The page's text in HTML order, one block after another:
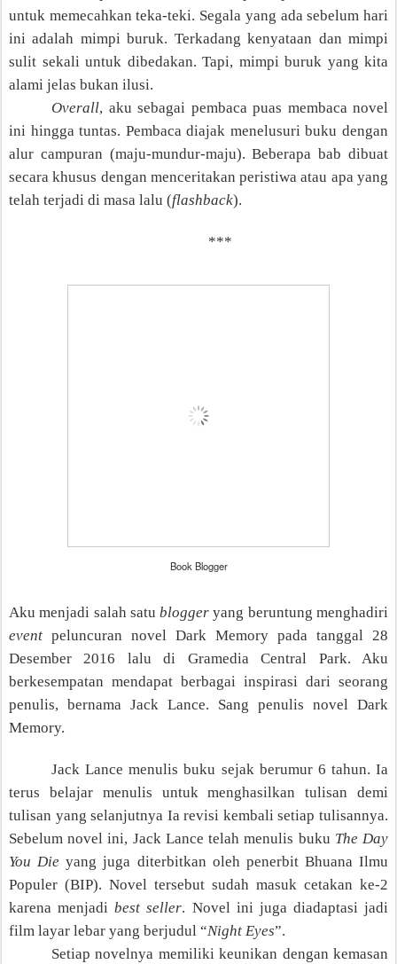
untuk memecahkan teka-teki. Segala yang ada sebelum hari
ini adalah mimpi buruk. Terkadang kenyataan dan mimpi
sulit sekali untuk dibedakan. Tapi, mimpi buruk yang kita
alami jelas bukan ilusi.
Overall, aku sebagai pembaca puas membaca novel
ini hingga tuntas. Pembaca diajak menelusuribuku dengan
alur campuran (maju-mundur-maju). Beberapa bab dibuat
secara khusus dengan menceritakan peristiwa atau apa yang
telah terjadi di masa lalu (flashback).
***
Book Blogger
Aku menjadi salah satublogger yang beruntung menghadiri
event peluncuran novel Dark Memory pada tanggal 28
Desember 2016 lalu di Gramedia Central Park. Aku
berkesempatan mendapat berbagai inspirasi dari seorang
penulis, bernama Jack Lance. Sang penulis novel Dark
Memory.
Jack Lance menulis buku sejak berumur 6 tahun. Ia
terus belajar menulis untuk menghasilkan tulisan demi
tulisan yang selanjutnya Ia revisi kembali setiap tulisannya.
Sebelum novel ini, Jack Lance telah menulis buku The Day
You Die yang juga diterbitkan oleh penerbit Bhuana Ilmu
Populer (BIP). Novel tersebut sudah masuk cetakan ke-2
karena menjadibest seller. Novel ini juga diadaptasi jadi
film layar lebar yang berjudul “Night Eyes”.
Setiap novelnya memiliki keunikan dengan kemasan